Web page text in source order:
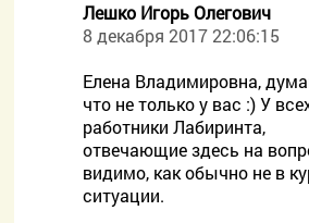
Лешко Игорь Олегович
8 декабря 2017 22:06:15
Елена Владимировна,
что не только у вас :) У
работники Лабиринта,
отвечающие здесь на
видимо, как обычно не в
ситуации.